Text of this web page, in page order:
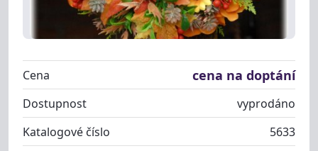
Cena cena na doptání
Dostupnost
vyprodáno
Katalogové číslo
5633